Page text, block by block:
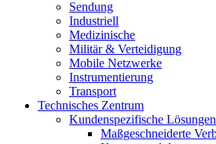
Sendung
Industriell
Medizinische
Militär & Verteidigung
Mobile Netzwerke
Instrumentierung
Transport
Technisches Zentrum
Kundenspezifische Lösungen
Maßgeschneiderte